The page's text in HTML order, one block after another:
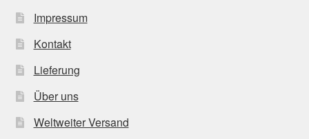
Impressum
Kontakt
Lieferung
Über uns
Weltweiter Versand